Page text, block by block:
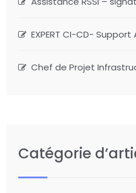
EXPERT CI-CD-
Chef de Projet
Catégorie